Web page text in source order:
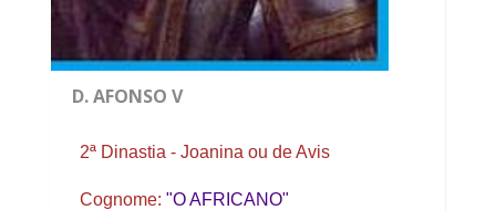
D. AFONSO V
2ª Dinastia - Joanina ou de Avis
Cognome: "O AFRICANO"